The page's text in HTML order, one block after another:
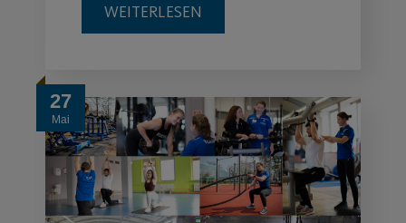
WEITERLESEN
27
Mai